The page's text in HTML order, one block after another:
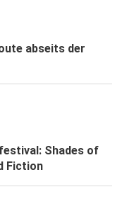
abseits der
Shades of
Fiction